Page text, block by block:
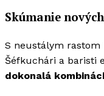
Skúmanie
S neustálym rastom
Šéfkuchári a baristi
dokonalá